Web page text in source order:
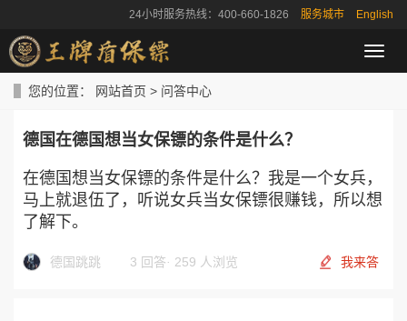
24小时服务热线：400-660-1826 服务城市 English
导
航
您的位置： 网站首页 > 问答中心
德国在德国想当女保镖的条件是什么？
在德国想当女保镖的条件是什么？我是一个女兵，
马上就退伍了，听说女兵当女保镖很赚钱，所以想
了解下。
德国跳跳 3 回答· 259 人浏览 我来答